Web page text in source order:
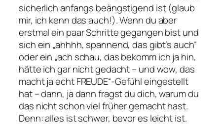
sicherlich anfangs beängstigend ist (glaub
mir, ich kenn das auch!). Wenn du aber
erstmal ein paar Schritte gegangen bist und
sich ein „ahhhh, spannend, das gibt’s auch“
oder ein „ach schau, das bekomm ich ja hin,
hätte ich gar nicht gedacht – und wow, das
macht ja echt FREUDE“-Gefühl eingestellt
hat – dann, ja dann fragst du dich, warum du
das nicht schon viel früher gemacht hast.
Denn: alles ist schwer, bevor es leicht ist.